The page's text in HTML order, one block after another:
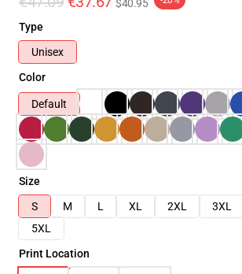
$40.95
Type
Unisex
Color
Default
Size
S
M L XL 2XL 3XL
5XL
Print Location